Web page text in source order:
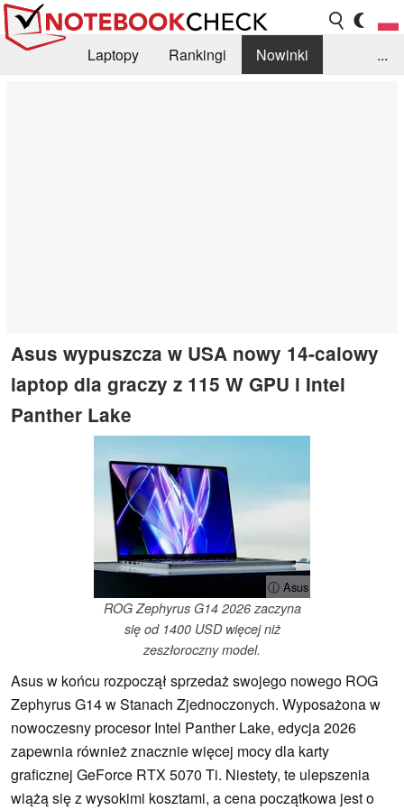
Laptopy Rankingi
Nowinki
...
Asus wypuszcza w USA nowy 14-calowy
laptop dla graczy z 115 W GPU i Intel
Panther Lake
ⓘ Asus
ROG Zephyrus G14 2026 zaczyna
się od 1400 USD więcej niż
zeszłoroczny model.
Asus w końcu rozpoczął sprzedaż swojego nowego ROG
Zephyrus G14 w Stanach Zjednoczonych. Wyposażona w
nowoczesny procesor Intel Panther Lake, edycja 2026
zapewnia również znacznie więcej mocy dla karty
graficznej GeForce RTX 5070 Ti. Niestety, te ulepszenia
wiążą się z wysokimi kosztami, a cena początkowa jest o